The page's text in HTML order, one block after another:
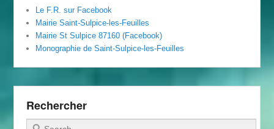
Le F.R. sur Facebook
Mairie Saint-Sulpice-les-Feuilles
Mairie St Sulpice 87160 (Facebook)
Monographie de Saint-Sulpice-les-Feuilles
Rechercher
Recherche